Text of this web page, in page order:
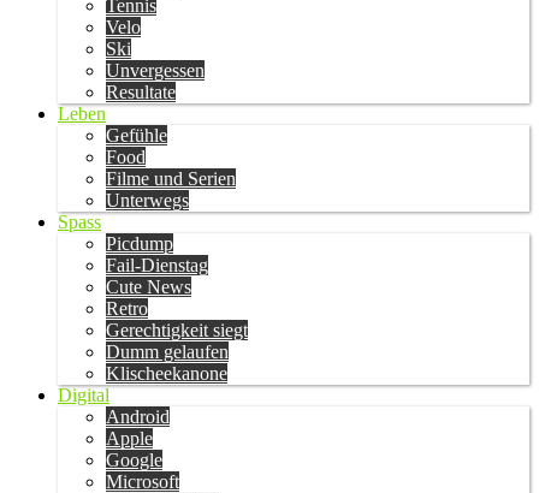
Tennis
Velo
Ski
Unvergessen
Resultate
Leben
Gefühle
Food
Filme und Serien
Unterwegs
Spass
Picdump
Fail-Dienstag
Cute News
Retro
Gerechtigkeit siegt
Dumm gelaufen
Klischeekanone
Digital
Android
Apple
Google
Microsoft